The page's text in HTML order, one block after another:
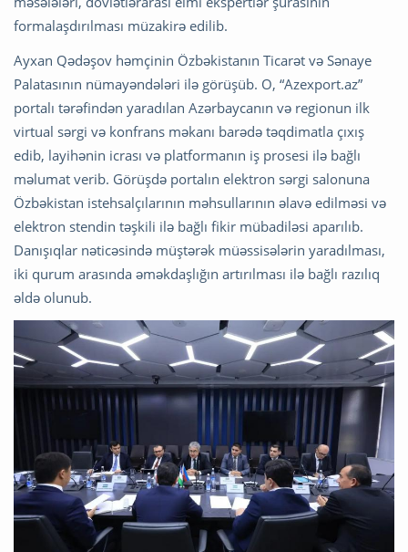
formalaşdırılması müzakirə edilib.
Ayxan Qədəşov həmçinin Özbəkistanın Ticarət və Sənaye
Palatasının nümayəndələri ilə görüşüb. O, “Azexport.az”
portalı tərəfindən yaradılan Azərbaycanın və regionun ilk
virtual sərgi və konfrans məkanı barədə təqdimatla çıxış
edib, layihənin icrası və platformanın iş prosesi ilə bağlı
məlumat verib. Görüşdə portalın elektron sərgi salonuna
Özbəkistan istehsalçılarının məhsullarının əlavə edilməsi və
elektron stendin təşkili ilə bağlı fikir mübadiləsi aparılıb.
Danışıqlar nəticəsində müştərək müəssisələrin yaradılması,
iki qurum arasında əməkdaşlığın artırılması ilə bağlı razılıq
əldə olunub.